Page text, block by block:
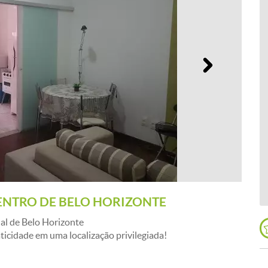
DE BELO HORIZONTE
de Belo Horizonte
em uma localização privilegiada!